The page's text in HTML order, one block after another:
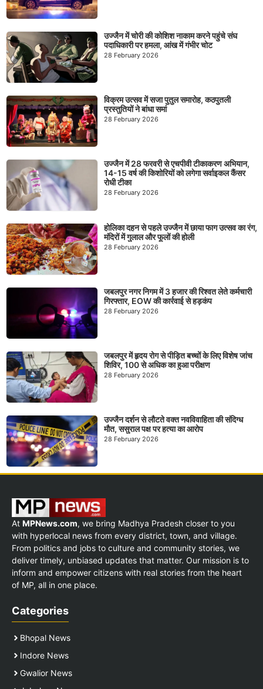
उज्जैन में चोरी की कोशिश नाकाम करने पहुंचे संघ
पदाधिकारी पर हमला, आंख में गंभीर चोट
28 February 2026
विक्रम उत्सव में सजा पुतुल समारोह, कठपुतली
प्रस्तुतियों ने बांधा समां
28 February 2026
उज्जैन में 28 फरवरी से एचपीवी टीकाकरण अभियान,
14-15 वर्ष की किशोरियों को लगेगा सर्वाइकल कैंसर
रोधी टीका
28 February 2026
होलिका दहन से पहले उज्जैन में छाया फाग उत्सव का रंग,
मंदिरों में गुलाल और फूलों की होली
28 February 2026
जबलपुर नगर निगम में 3 हजार की रिश्वत लेते कर्मचारी
गिरफ्तार, EOW की कार्रवाई से हड़कंप
28 February 2026
जबलपुर में हृदय रोग से पीड़ित बच्चों के लिए विशेष जांच
शिविर, 100 से अधिक का हुआ परीक्षण
28 February 2026
उज्जैन दर्शन से लौटते वक्त नवविवाहिता की संदिग्ध
मौत, ससुराल पक्ष पर हत्या का आरोप
28 February 2026
At MPNews.com, we bring Madhya Pradesh closer to you
with hyperlocal news from every district, town, and village.
From politics and jobs to culture and community stories, we
deliver timely, unbiased updates that matter. Our mission is to
inform and empower citizens with real stories from the heart
of MP, all in one place.
Categories
Bhopal News
Indore News
Gwalior News